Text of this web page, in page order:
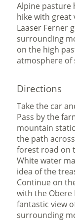
Alpine pasture
hike with great
Laaser Ferner
surrounding
on the high
atmosphere of
Directions
Take the car
Pass by the
mountain
the path
forest road on
White water
idea of the
Continue on
with the Obere
fantastic view
surrounding